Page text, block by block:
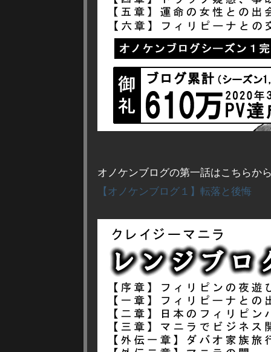
オノケンブログの第一話はこちらか
【オノケンブログ１】転落と後悔